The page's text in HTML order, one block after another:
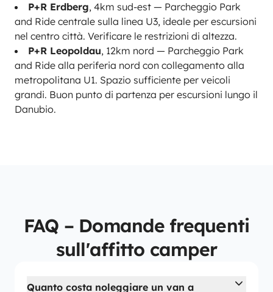
P+R Erdberg, 4km sud-est — Parcheggio Park
and Ride centrale sulla linea U3, ideale per escursioni
nel centro città. Verificare le restrizioni di altezza.
P+R Leopoldau, 12km nord — Parcheggio Park
and Ride alla periferia nord con collegamento alla
metropolitana U1. Spazio sufficiente per veicoli
grandi. Buon punto di partenza per escursioni lungo il
Danubio.
FAQ – Domande frequenti
sull'affitto camper
Quanto costa noleggiare un van a